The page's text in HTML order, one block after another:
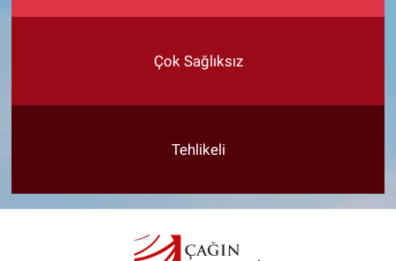
Çok Sağlıksız
Tehlikeli